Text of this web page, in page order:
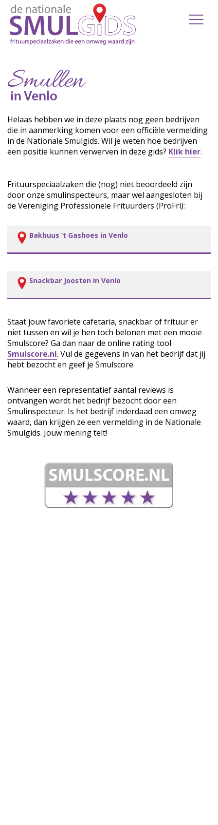
Smullen
in Venlo
Helaas hebben we in deze plaats nog geen bedrijven
die in aanmerking komen voor een officiële vermelding
in de Nationale Smulgids. Wil je weten hoe bedrijven
een positie kunnen verwerven in deze gids? Klik hier.
Frituurspeciaalzaken die (nog) niet beoordeeld zijn
door onze smulinspecteurs, maar wel aangesloten bij
de Vereniging Professionele Frituurders (ProFri):
Bakhuus ’t Gashoes in Venlo
Snackbar Joosten in Venlo
Staat jouw favoriete cafetaria, snackbar of frituur er
niet tussen en wil je hen toch belonen met een mooie
Smulscore? Ga dan naar de online rating tool
Smulscore.nl. Vul de gegevens in van het bedrijf dat jij
hebt bezocht en geef je Smulscore.
Wanneer een representatief aantal reviews is
ontvangen wordt het bedrijf bezocht door een
Smulinspecteur. Is het bedrijf inderdaad een omweg
waard, dan krijgen ze een vermelding in de Nationale
Smulgids. Jouw mening telt!